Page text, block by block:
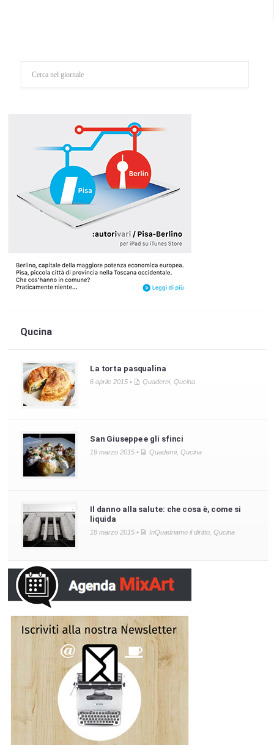
Qucina
La torta pasqualina
6 aprile 2015 • Quaderni, Qucina
San Giuseppe e gli sfinci
19 marzo 2015 • Quaderni, Qucina
Il danno alla salute: che cosa è, come si
liquida
18 marzo 2015 • InQuadriamo il diritto, Qucina